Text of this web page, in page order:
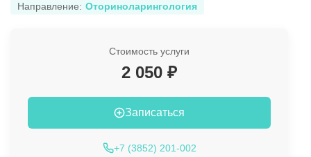
Направление: Оториноларингология
Стоимость услуги
2 050 ₽
Записаться
+7 (3852) 201-002